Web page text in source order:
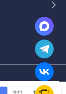
мин.
для